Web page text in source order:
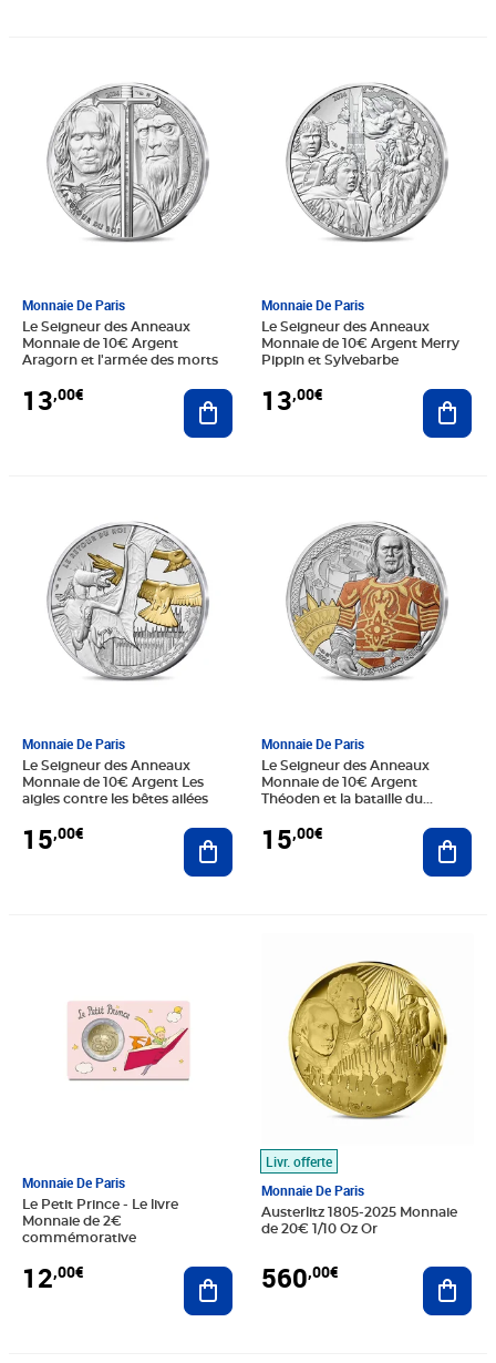
Monnaie De Paris
Le Seigneur des Anneaux
Monnaie de 10€ Argent
Aragorn et l'armée des morts
13,00€ Ajouter au panier
Monnaie De Paris
Le Seigneur des Anneaux
Monnaie de 10€ Argent Merry
Pippin et Sylvebarbe
13,00€
Monnaie De Paris
Le Seigneur des Anneaux
Monnaie de 10€ Argent Les
aigles contre les bêtes ailées
15,00€ Ajouter au panier
Monnaie De Paris
Le Seigneur des Anneaux
Monnaie de 10€ Argent
Théoden et la bataille du
15,00€
Monnaie De Paris
Le Petit Prince - Le livre
Monnaie de 2€
commémorative
12,00€ Ajouter au panier
Livr. offerte
Monnaie De Paris
Austerlitz 1805-2025 Monnaie
de 20€ 1/10 Oz Or
560,00€